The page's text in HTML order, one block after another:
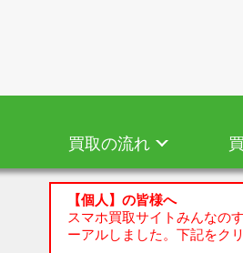
買取の流れ
【個人】の皆様へ
スマホ買取サイトみんなの
ーアルしました。下記をク